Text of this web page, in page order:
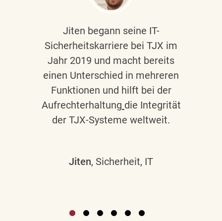
Jiten begann seine IT-
Sicherheitskarriere bei TJX im
Jahr 2019 und macht bereits
einen Unterschied in mehreren
Funktionen und hilft bei der
Aufrechterhaltung die Integrität
der TJX-Systeme weltweit.
Jiten, Sicherheit, IT